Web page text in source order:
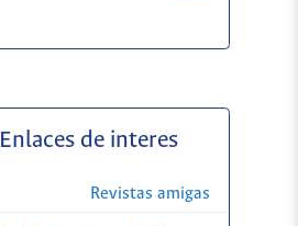
Enlaces de interes
Revistas amigas